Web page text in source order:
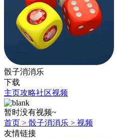
骰子消消乐
下载
主页攻略社区视频
暂时没有视频~
首页 > 骰子消消乐 > 视频
友情链接